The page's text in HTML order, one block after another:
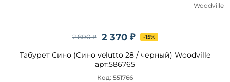
2 370 ₽
2 800 ₽ -15%
Табурет Сино (Сино velutto 28 / черный) Woodville
арт.586765
Код: 551766
Woodville